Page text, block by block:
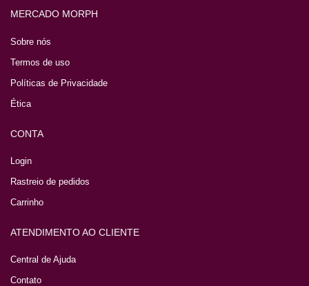
MERCADO MORPH
Sobre nós
Termos de uso
Políticas de Privacidade
Ética
CONTA
Login
Rastreio de pedidos
Carrinho
ATENDIMENTO AO CLIENTE
Central de Ajuda
Contato